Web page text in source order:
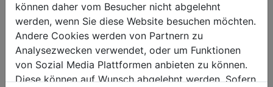
Gewicht
Bruttogewicht in kg
98.50
Nettogewicht in kg
93.50
können daher vom Besucher nicht abgelehnt
werden, wenn Sie diese Website besuchen möchten.
Andere Cookies werden von Partnern zu
Analysezwecken verwendet, oder um Funktionen
von Sozial Media Plattformen anbieten zu können.
Diese können auf Wunsch abgelehnt werden. Sofern